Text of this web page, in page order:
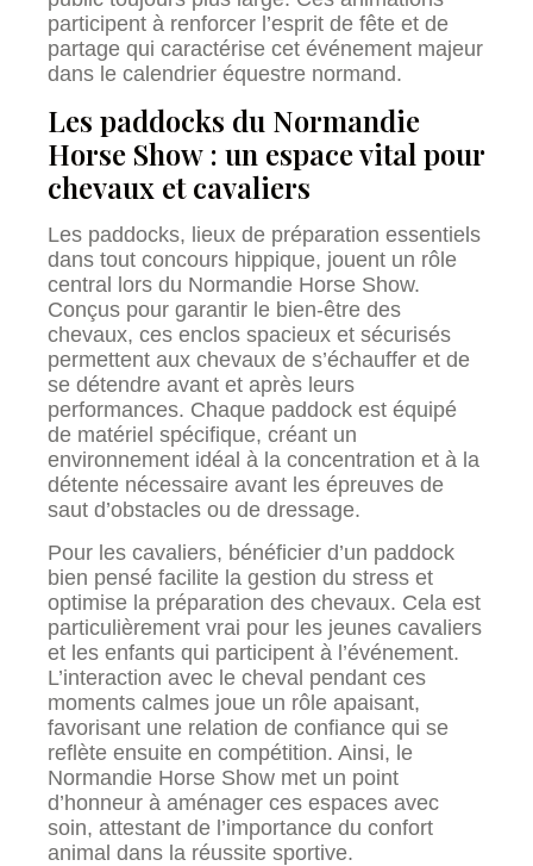
participent à renforcer l’esprit de fête et de
partage qui caractérise cet événement majeur
dans le calendrier équestre normand.
Les paddocks du Normandie
Horse Show : un espace vital pour
chevaux et cavaliers
Les paddocks, lieux de préparation essentiels
dans tout concours hippique, jouent un rôle
central lors du Normandie Horse Show.
Conçus pour garantir le bien-être des
chevaux, ces enclos spacieux et sécurisés
permettent aux chevaux de s’échauffer et de
se détendre avant et après leurs
performances. Chaque paddock est équipé
de matériel spécifique, créant un
environnement idéal à la concentration et à la
détente nécessaire avant les épreuves de
saut d’obstacles ou de dressage.
Pour les cavaliers, bénéficier d’un paddock
bien pensé facilite la gestion du stress et
optimise la préparation des chevaux. Cela est
particulièrement vrai pour les jeunes cavaliers
et les enfants qui participent à l’événement.
L’interaction avec le cheval pendant ces
moments calmes joue un rôle apaisant,
favorisant une relation de confiance qui se
reflète ensuite en compétition. Ainsi, le
Normandie Horse Show met un point
d’honneur à aménager ces espaces avec
soin, attestant de l’importance du confort
animal dans la réussite sportive.